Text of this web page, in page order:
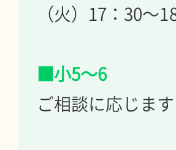
（火）17：30～
■小5～6
ご相談に応じます